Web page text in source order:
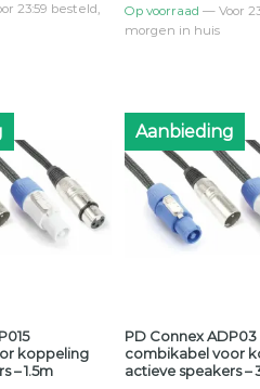
23:59 besteld,
Op voorraad — Voor
morgen in huis
koppeling
– 1.5m
Aanbieding
PD Connex ADP03
combikabel voor
actieve speakers –